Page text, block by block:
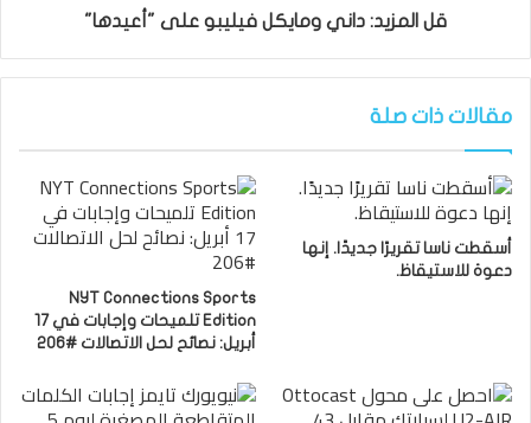
قل المزيد: داني ومايكل فيليبو على "أعيدها"
مقالات ذات صلة
أسقطت ناسا تقريرًا جديدًا. إنها
دعوة للاستيقاظ.
NYT Connections Sports
Edition تلميحات وإجابات في 17
أبريل: نصائح لحل الاتصالات #206